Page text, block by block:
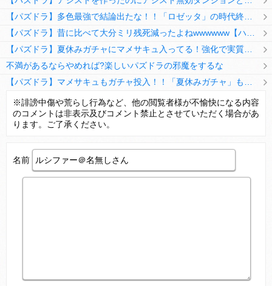
不満があるならやめれば?楽しいパズドラの邪魔をするな
【パズドラ】TB・HEARTSの6人は全員分岐進化とアシスト2種あり！HEARTSエンジェルの進化いいな
変な所でセーブして詰んだゲーム、貴方にはありますか？
Powered by livedoor 相互RSS
※誹謗中傷や荒らし行為など、他の閲覧者様が不愉快になる内容
のコメントは非表示及びコメント禁止とさせていただく場合があ
ります。ご了承ください。
名前